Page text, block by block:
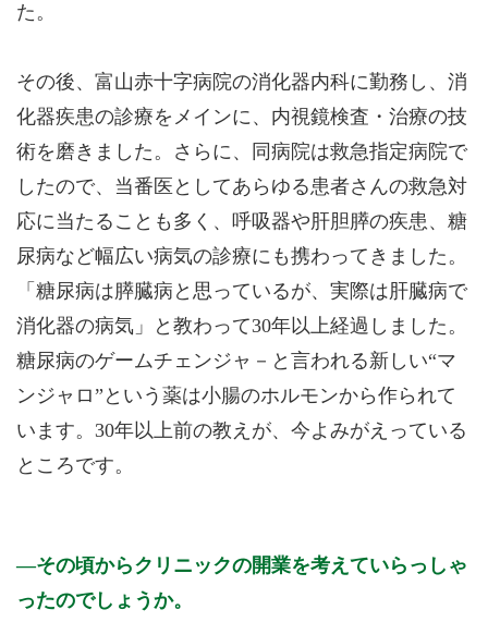
た。
その後、富山赤十字病院の消化器内科に勤務し、消
化器疾患の診療をメインに、内視鏡検査・治療の技
術を磨きました。さらに、同病院は救急指定病院で
したので、当番医としてあらゆる患者さんの救急対
応に当たることも多く、呼吸器や肝胆膵の疾患、糖
尿病など幅広い病気の診療にも携わってきました。
「糖尿病は膵臓病と思っているが、実際は肝臓病で
消化器の病気」と教わって30年以上経過しました。
糖尿病のゲームチェンジャ－と言われる新しい“マ
ンジャロ”という薬は小腸のホルモンから作られて
います。30年以上前の教えが、今よみがえっている
ところです。
その頃からクリニックの開業を考えていらっしゃ
ったのでしょうか。